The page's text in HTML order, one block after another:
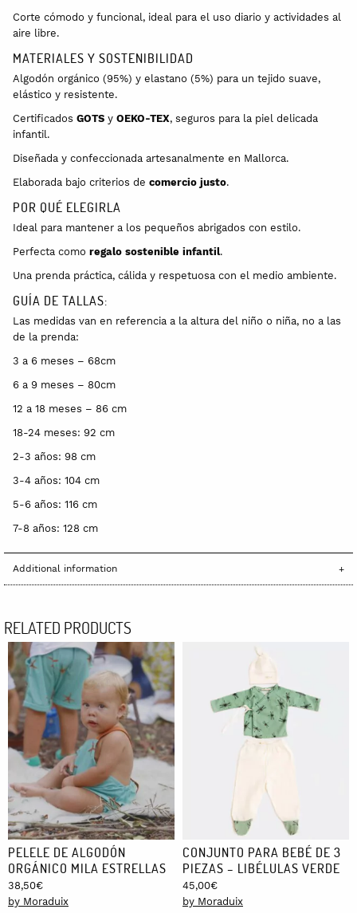
Corte cómodo y funcional, ideal para el uso diario y actividades al
aire libre.
MATERIALES Y SOSTENIBILIDAD
Algodón orgánico (95%) y elastano (5%) para un tejido suave,
elástico y resistente.
Certificados GOTS y OEKO-TEX, seguros para la piel delicada
infantil.
Diseñada y confeccionada artesanalmente en Mallorca.
Elaborada bajo criterios de comercio justo.
POR QUÉ ELEGIRLA
Ideal para mantener a los pequeños abrigados con estilo.
Perfecta como regalo sostenible infantil.
Una prenda práctica, cálida y respetuosa con el medio ambiente.
GUÍA DE TALLAS:
Las medidas van en referencia a la altura del niño o niña, no a las
de la prenda:
3 a 6 meses – 68cm
6 a 9 meses – 80cm
12 a 18 meses – 86 cm
18-24 meses: 92 cm
2-3 años: 98 cm
3-4 años: 104 cm
5-6 años: 116 cm
7-8 años: 128 cm
Additional information
RELATED PRODUCTS
PELELE DE ALGODÓN
ORGÁNICO MILA ESTRELLAS
38,50€
by Moraduix
CONJUNTO PARA BEBÉ DE 3
PIEZAS – LIBÉLULAS VERDE
45,00€
by Moraduix